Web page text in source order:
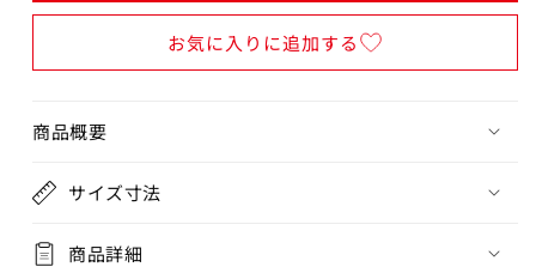
お気に入りに追加する
商品概要
サイズ寸法
商品詳細